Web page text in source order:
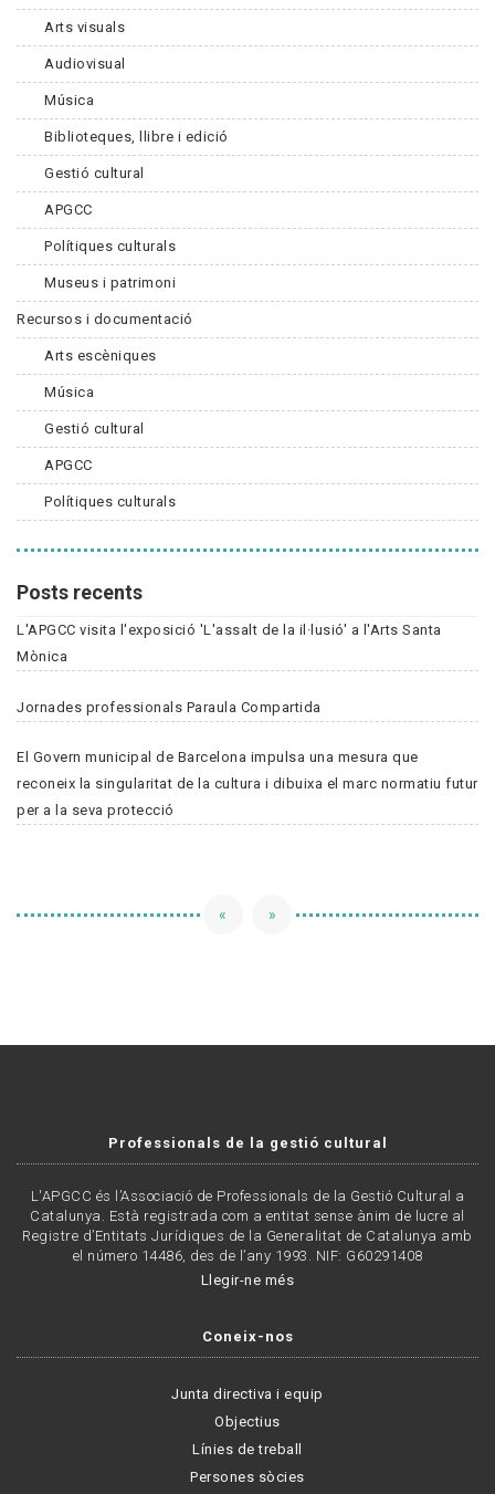
Arts visuals
Audiovisual
Música
Biblioteques, llibre i edició
Gestió cultural
APGCC
Polítiques culturals
Museus i patrimoni
Recursos i documentació
Arts escèniques
Música
Gestió cultural
APGCC
Polítiques culturals
Posts recents
L'APGCC visita l'exposició 'L'assalt de la il·lusió' a l'Arts Santa
Mònica
Jornades professionals Paraula Compartida
El Govern municipal de Barcelona impulsa una mesura que
reconeix la singularitat de la cultura i dibuixa el marc normatiu futur
per a la seva protecció
« »
Professionals de la gestió cultural
L'APGCC és l’Associació de Professionals de la Gestió Cultural a
Catalunya. Està registrada com a entitat sense ànim de lucre al
Registre d’Entitats Jurídiques de la Generalitat de Catalunya amb
el número 14486, des de l’any 1993. NIF: G60291408
Llegir-ne més
Coneix-nos
Junta directiva i equip
Objectius
Línies de treball
Persones sòcies